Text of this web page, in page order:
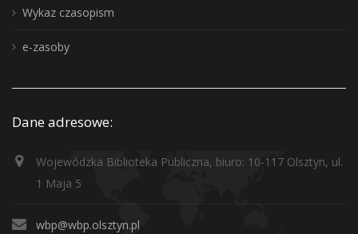
Wykaz czasopism
e-zasoby
Dane adresowe:
Wojewódzka Biblioteka Publiczna, biuro: 10-117 Olsztyn, ul.
1 Maja 5
wbp@wbp.olsztyn.pl